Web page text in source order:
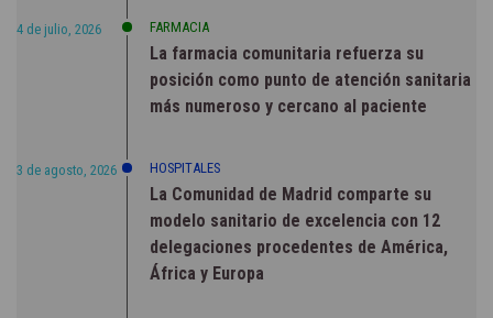
4 de julio, 2026 FARMACIA
La farmacia comunitaria refuerza su
posición como punto de atención sanitaria
más numeroso y cercano al paciente
3 de agosto, 2026 HOSPITALES
La Comunidad de Madrid comparte su
modelo sanitario de excelencia con 12
delegaciones procedentes de América,
África y Europa